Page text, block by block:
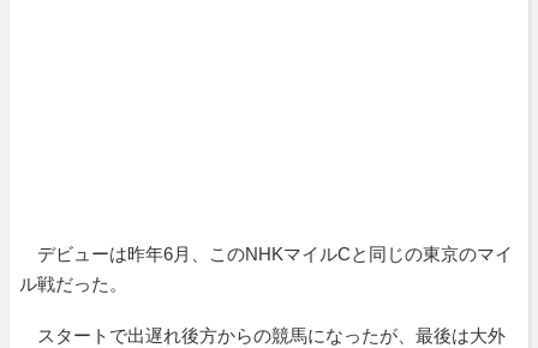
デビューは昨年6月、このNHKマイルCと同じの東京のマイ
ル戦だった。
スタートで出遅れ後方からの競馬になったが、最後は大外